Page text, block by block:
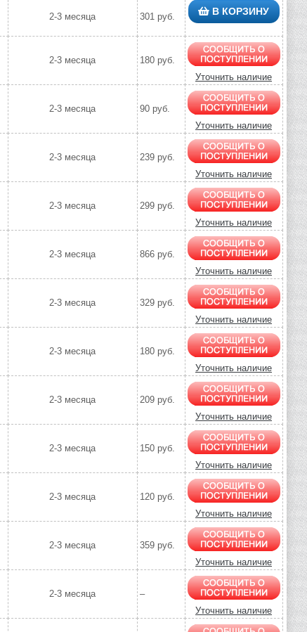
2-3 месяца 301 руб. В КОРЗИНУ
2-3 месяца
180 руб.
Уточнить наличие
2-3 месяца
90 руб.
Уточнить наличие
2-3 месяца
239 руб.
Уточнить наличие
2-3 месяца
299 руб.
Уточнить наличие
2-3 месяца
866 руб.
Уточнить наличие
2-3 месяца
329 руб.
Уточнить наличие
2-3 месяца
180 руб.
Уточнить наличие
2-3 месяца
209 руб.
Уточнить наличие
2-3 месяца
150 руб.
Уточнить наличие
2-3 месяца
120 руб.
Уточнить наличие
2-3 месяца
359 руб.
Уточнить наличие
2-3 месяца
–
Уточнить наличие